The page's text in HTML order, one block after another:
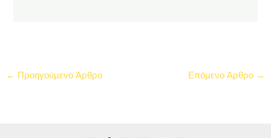
← Προηγούμενο Άρθρο Επόμενο Άρθρο →